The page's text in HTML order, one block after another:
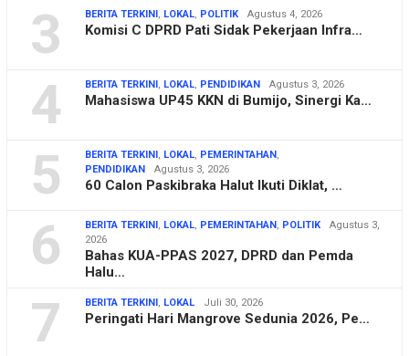
3 BERITA TERKINI, LOKAL, POLITIK Agustus 4, 2026
Komisi C DPRD Pati Sidak Pekerjaan Infra…
4 BERITA TERKINI, LOKAL, PENDIDIKAN Agustus 3, 2026
Mahasiswa UP45 KKN di Bumijo, Sinergi Ka…
5 BERITA TERKINI, LOKAL, PEMERINTAHAN,
PENDIDIKAN
Agustus 3, 2026
60 Calon Paskibraka Halut Ikuti Diklat, …
6 BERITA TERKINI, LOKAL, PEMERINTAHAN, POLITIK
Agustus 3,
2026
Bahas KUA-PPAS 2027, DPRD dan Pemda
Halu…
7 BERITA TERKINI, LOKAL Juli 30, 2026
Peringati Hari Mangrove Sedunia 2026, Pe…